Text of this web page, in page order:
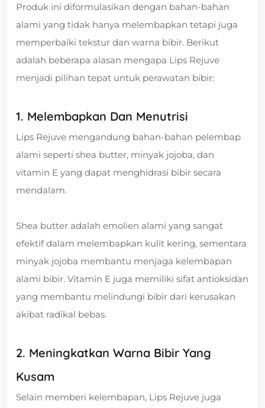
Produk ini diformulasikan dengan bahan-bahan
alami yang tidak hanya melembapkan tetapi juga
memperbaiki tekstur dan warna bibir. Berikut
adalah beberapa alasan mengapa Lips Rejuve
menjadi pilihan tepat untuk perawatan bibir:
1. Melembapkan Dan Menutrisi
Lips Rejuve mengandung bahan-bahan pelembap
alami seperti shea butter, minyak jojoba, dan
vitamin E yang dapat menghidrasi bibir secara
mendalam.
Shea butter adalah emolien alami yang sangat
efektif dalam melembapkan kulit kering, sementara
minyak jojoba membantu menjaga kelembapan
alami bibir. Vitamin E juga memiliki sifat antioksidan
yang membantu melindungi bibir dari kerusakan
akibat radikal bebas.
2. Meningkatkan Warna Bibir Yang
Kusam
Selain memberi kelembapan, Lips Rejuve juga